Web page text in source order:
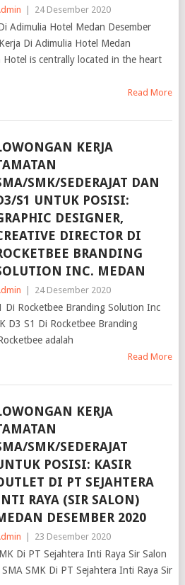
Adimulia Hotel Medan Desember
Di Adimulia Hotel Medan
is centrally located in the heart
SMK/SEDERAJAT DAN
S1 UNTUK POSISI:
DESIGNER,
DIRECTOR DI
BRANDING
INC. MEDAN
| 24 Desember 2020
Di Rocketbee Branding Solution Inc
D3 S1 Di Rocketbee Branding
adalah
SMK/SEDERAJAT
POSISI: KASIR
DI PT SEJAHTERA
RAYA (SIR SALON)
DESEMBER 2020
| 23 Desember 2020
Di PT Sejahtera Inti Raya Sir Salon
SMK Di PT Sejahtera Inti Raya Sir